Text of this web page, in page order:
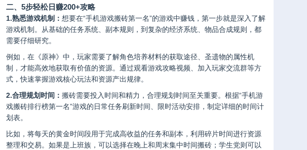
二、5步轻松日赚200+攻略
1.熟悉游戏机制： 想要在“手机游戏搬砖第一名”的游戏中赚钱，第一步就是深入了解
游戏机制。从基础的任务系统、副本规则，到复杂的经济系统、物品合成规则，都
需要仔细研究。
例如，在《原神》中，玩家需要了解角色培养材料的获取途径、圣遗物的属性机
制，才能高效地获取有价值的资源。通过观看游戏攻略视频、加入玩家交流群等方
式，快速掌握游戏核心玩法和资源产出规律。
2.合理规划时间： 搬砖需要投入时间和精力，合理规划时间至关重要。根据“手机游
戏搬砖排行榜第一名”游戏的日常任务刷新时间、限时活动安排，制定详细的时间计
划表。
比如，将每天的黄金时间段用于完成高收益的任务和副本，利用碎片时间进行资源
整理和交易。如果是上班族，可以选择在晚上和周末集中时间搬砖；学生党则可以